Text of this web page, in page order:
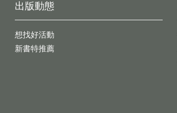
出版動態
想找好活動
新書特推薦